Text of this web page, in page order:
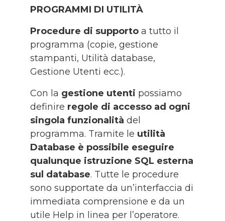
PROGRAMMI DI UTILITÀ
Procedure di supporto a tutto il
programma (copie, gestione
stampanti, Utilità database,
Gestione Utenti ecc.).
Con la gestione utenti possiamo
definire regole di accesso ad ogni
singola funzionalità del
programma. Tramite le utilità
Database è possibile eseguire
qualunque istruzione SQL esterna
sul database. Tutte le procedure
sono supportate da un’interfaccia di
immediata comprensione e da un
utile Help in linea per l’operatore.